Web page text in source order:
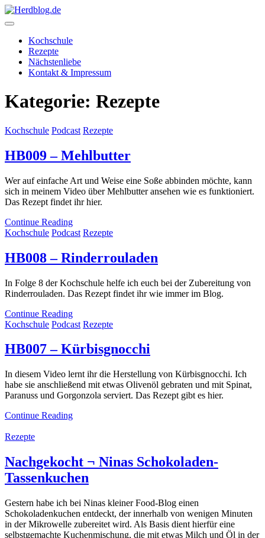
Skip
to
Herdblog.de
Kochschule
Rezepte
Nächstenliebe
Kontakt & Impressum
Kategorie: Rezepte
Kochschule Podcast Rezepte
HB009 – Mehlbutter
Wer auf einfache Art und Weise eine Soße abbinden möchte, kann
sich in meinem Video über Mehlbutter ansehen wie es funktioniert.
Das Rezept findet ihr hier.
Continue Reading
Kochschule Podcast Rezepte
HB008 – Rinderrouladen
In Folge 8 der Kochschule helfe ich euch bei der Zubereitung von
Rinderrouladen. Das Rezept findet ihr wie immer im Blog.
Continue Reading
Kochschule Podcast Rezepte
HB007 – Kürbisgnocchi
In diesem Video lernt ihr die Herstellung von Kürbisgnocchi. Ich
habe sie anschließend mit etwas Olivenöl gebraten und mit Spinat,
Paranuss und Gorgonzola serviert. Das Rezept gibt es hier.
Continue Reading
Rezepte
Nachgekocht ¬ Ninas Schokoladen-
Tassenkuchen
Gestern habe ich bei Ninas kleiner Food-Blog einen
Schokoladenkuchen entdeckt, der innerhalb von wenigen Minuten
in der Mikrowelle zubereitet wird. Als Basis dient hierfür eine
selbstgemachte Kuchenmischung, die mit etwas Milch und Öl in der